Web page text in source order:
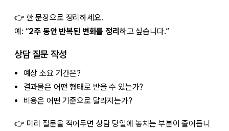
👉 한 문장으로 정리하세요.
예: “2주 동안 반복된 변화를 정리 하고 싶습니다.”
상담 질문 작성
예상 소요 기간은?
결과물은 어떤 형태로 받을 수 있는가?
비용은 어떤 기준으로 달라지는가?
👉 미리 질문을 적어두면 상담 당일에 놓치는 부분이 줄어듭니